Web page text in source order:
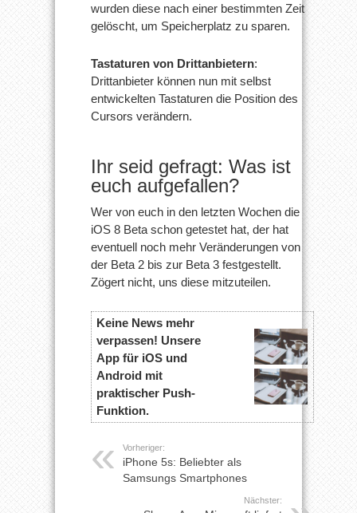
wurden diese nach einer bestimmten Zeit
gelöscht, um Speicherplatz zu sparen.
Tastaturen von Drittanbietern:
Drittanbieter können nun mit selbst
entwickelten Tastaturen die Position des
Cursors verändern.
Ihr seid gefragt: Was ist
euch aufgefallen?
Wer von euch in den letzten Wochen die
iOS 8 Beta schon getestet hat, der hat
eventuell noch mehr Veränderungen von
der Beta 2 bis zur Beta 3 festgestellt.
Zögert nicht, uns diese mitzuteilen.
Keine News mehr
verpassen! Unsere
App für iOS und
Android mit
praktischer Push-
Funktion.
Vorheriger:
iPhone 5s: Beliebter als
Samsungs Smartphones
Nächster: